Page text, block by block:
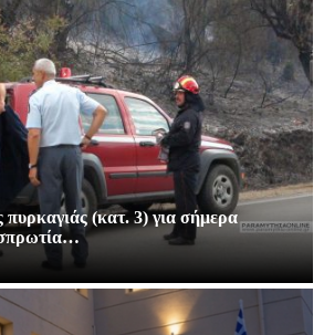
πυρκαγιάς (κατ. 3) για σήμερα